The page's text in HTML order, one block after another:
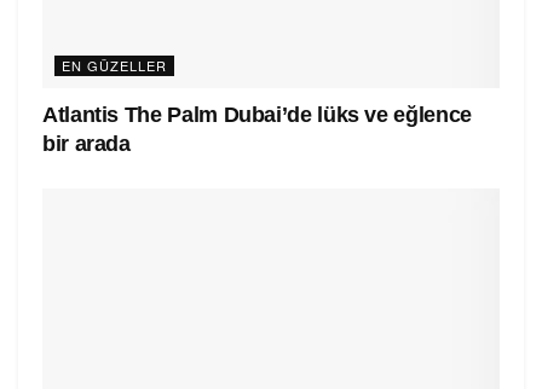
EN GÜZELLER
Atlantis The Palm Dubai’de lüks ve eğlence
bir arada